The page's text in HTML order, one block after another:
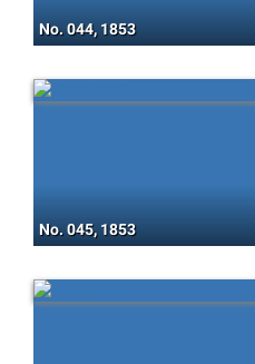
No. 044, 1853
No. 045, 1853